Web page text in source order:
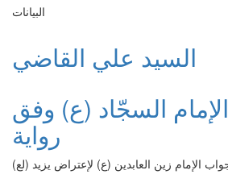
البيانات
السيد علي القاضي
السجّاد (ع) وفق
رواية
الإمام زين العابدين (ع) لإعتراض يزيد (لع)